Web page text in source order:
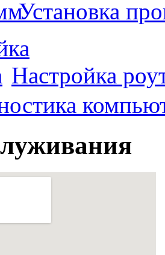
Установка
Настройка